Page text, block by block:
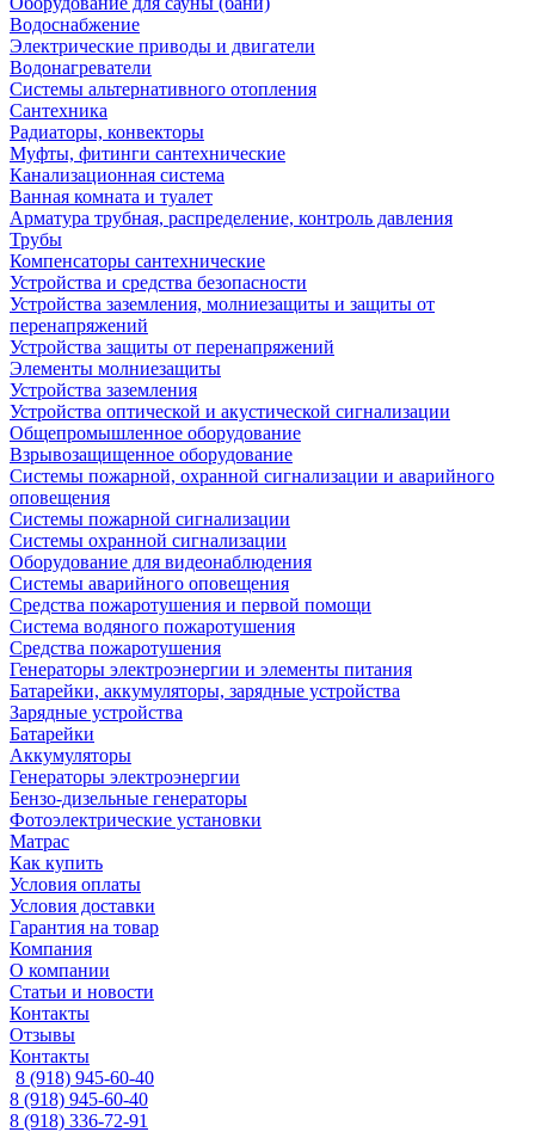
Водоснабжение
Электрические приводы и двигатели
Водонагреватели
Системы альтернативного отопления
Сантехника
Радиаторы, конвекторы
Муфты, фитинги сантехнические
Канализационная система
Ванная комната и туалет
Арматура трубная, распределение, контроль давления
Трубы
Компенсаторы сантехнические
Устройства и средства безопасности
Устройства заземления, молниезащиты и защиты от
перенапряжений
Устройства защиты от перенапряжений
Элементы молниезащиты
Устройства заземления
Устройства оптической и акустической сигнализации
Общепромышленное оборудование
Взрывозащищенное оборудование
Системы пожарной, охранной сигнализации и аварийного
оповещения
Системы пожарной сигнализации
Системы охранной сигнализации
Оборудование для видеонаблюдения
Системы аварийного оповещения
Средства пожаротушения и первой помощи
Система водяного пожаротушения
Средства пожаротушения
Генераторы электроэнергии и элементы питания
Батарейки, аккумуляторы, зарядные устройства
Зарядные устройства
Батарейки
Аккумуляторы
Генераторы электроэнергии
Бензо-дизельные генераторы
Фотоэлектрические установки
Матрас
Как купить
Условия оплаты
Условия доставки
Гарантия на товар
Компания
О компании
Статьи и новости
Контакты
Отзывы
Контакты
8 (918) 945-60-40
8 (918) 945-60-40
8 (918) 336-72-91